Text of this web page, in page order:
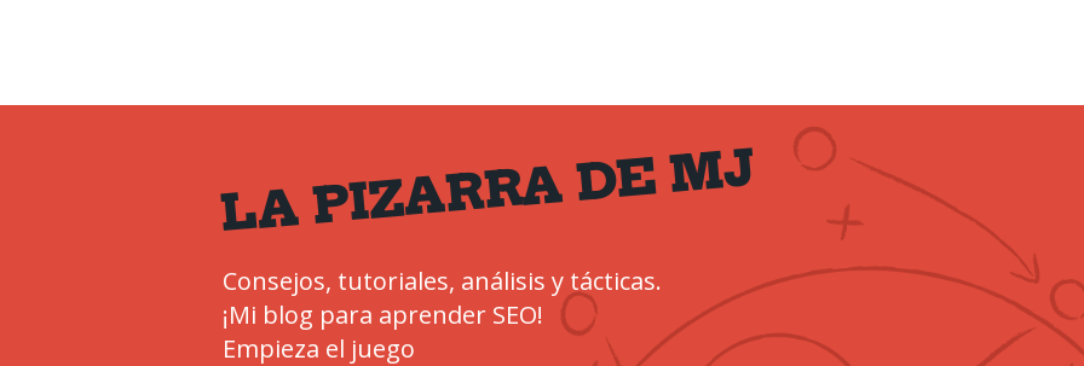
LA PIZARRA DE MJ
Consejos, tutoriales, análisis y tácticas.
¡Mi blog para aprender SEO!
Empieza el juego